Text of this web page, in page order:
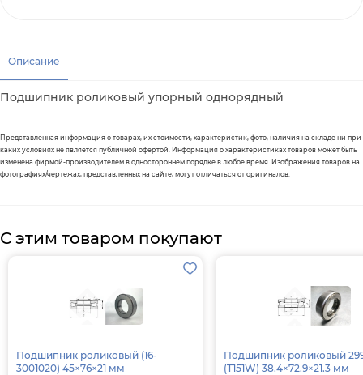
Описание
Подшипник роликовый упорный однорядный
Представленная информация о товарах, их стоимости, характеристик, фото, наличия на складе ни при
каких условиях не является публичной офертой. Информация о характеристиках товаров может быть
изменена фирмой-производителем в одностороннем порядке в любое время. Изображения товаров на
фотографиях/чертежах, представленных на сайте, могут отличаться от оригиналов.
С этим товаром покупают
Подшипник роликовый (16-
3001020) 45×76×21 мм
Подшипник роликовый
(T151W) 38.4×72.9×21.3 мм